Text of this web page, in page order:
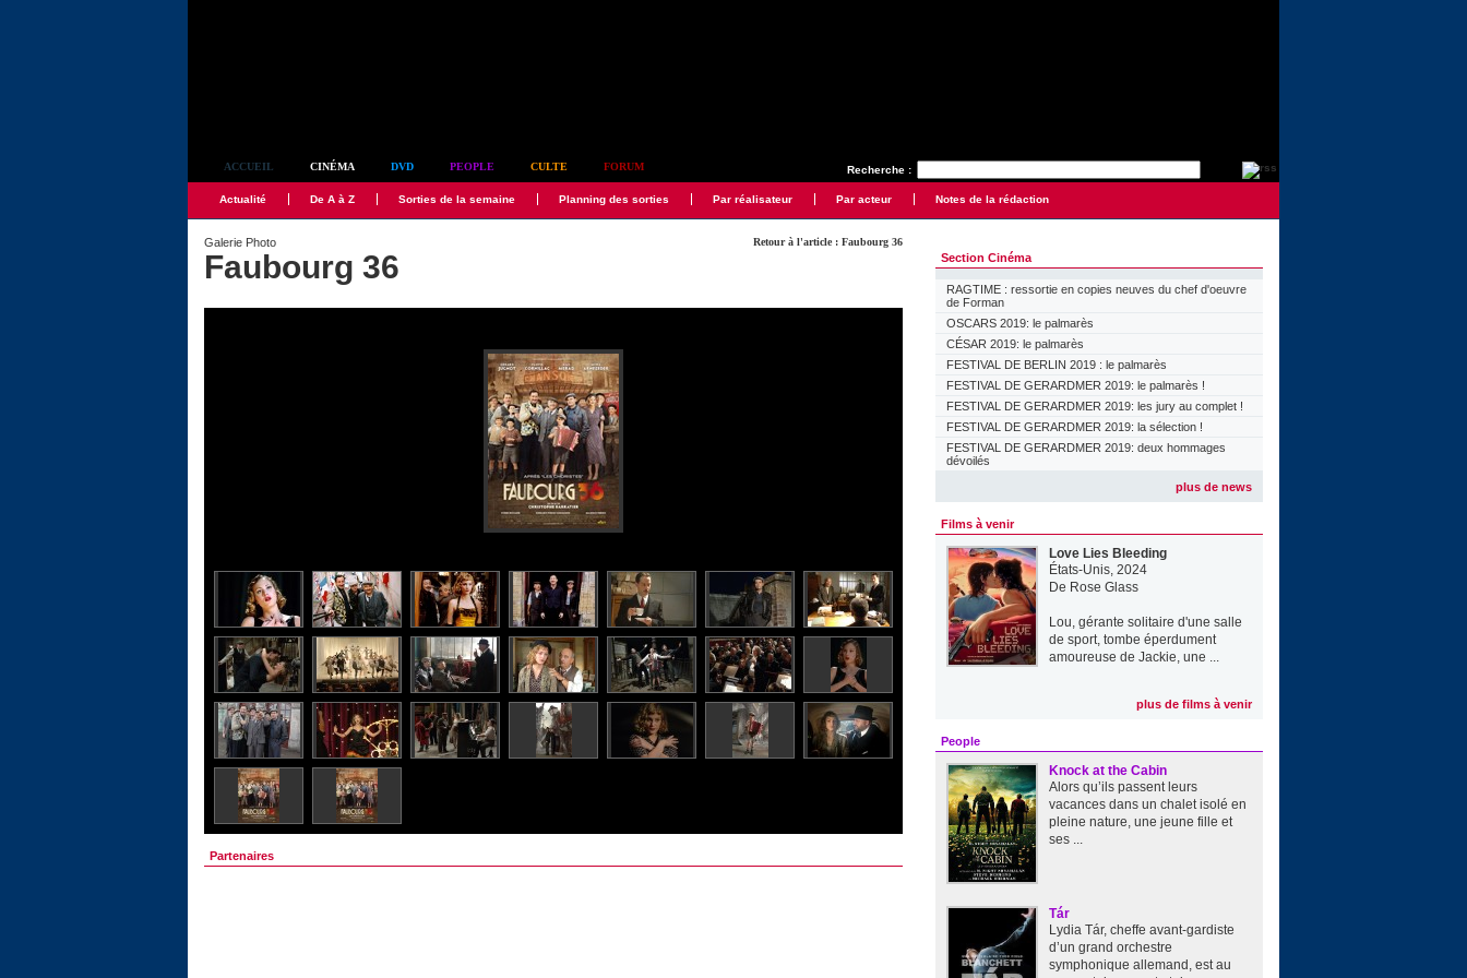
Recherche :
ACCUEIL CINÉMA DVD PEOPLE CULTE FORUM
Actualité De A à Z Sorties de la semaine Planning des sorties Par réalisateur Par acteur Notes de la rédaction
Retour à l'article : Faubourg 36
Galerie Photo
Faubourg 36
Partenaires
Section Cinéma
RAGTIME : ressortie en copies neuves du chef d'oeuvre
de Forman
OSCARS 2019: le palmarès
CÉSAR 2019: le palmarès
FESTIVAL DE BERLIN 2019 : le palmarès
FESTIVAL DE GERARDMER 2019: le palmarès !
FESTIVAL DE GERARDMER 2019: les jury au complet !
FESTIVAL DE GERARDMER 2019: la sélection !
FESTIVAL DE GERARDMER 2019: deux hommages
dévoilés
plus de news
Films à venir
Love Lies Bleeding
États-Unis, 2024
De Rose Glass
Lou, gérante solitaire d'une salle
de sport, tombe éperdument
amoureuse de Jackie, une ...
plus de films à venir
People
Knock at the Cabin
Alors qu’ils passent leurs
vacances dans un chalet isolé en
pleine nature, une jeune fille et
ses ...
Tár
Lydia Tár, cheffe avant-gardiste
d’un grand orchestre
symphonique allemand, est au